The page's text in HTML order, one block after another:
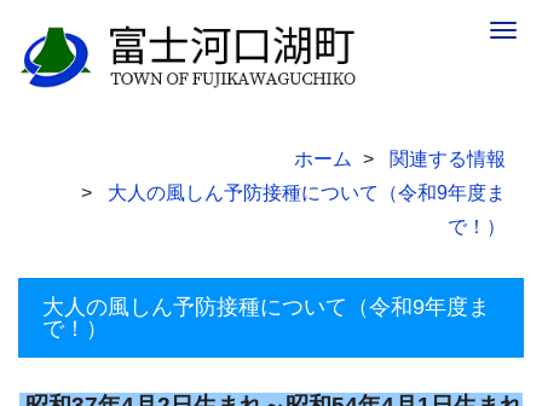
ホーム
関連する情報
大人の風しん予防接種について（令和9年度ま
で！）
大人の風しん予防接種について（令和9年度ま
で！）